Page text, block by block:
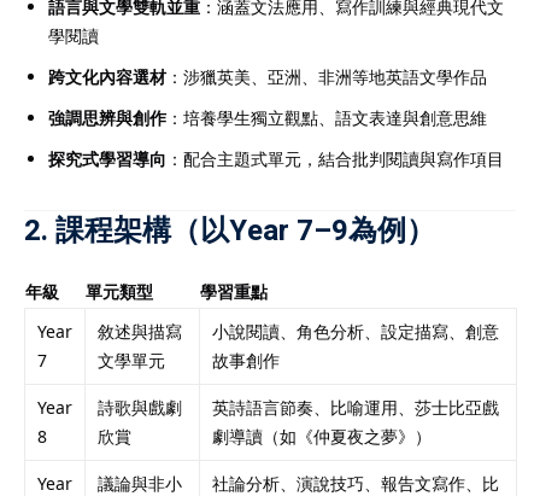
語言與文學雙軌並重 ：涵蓋文法應用、寫作訓練與經典現代文
學閱讀
跨文化內容選材：涉獵英美、亞洲、非洲等地英語文學作品
強調思辨與創作：培養學生獨立觀點、語文表達與創意思維
探究式學習導向 ：配合主題式單元，結合批判閱讀與寫作項目
2. 課程架構（以Year 7–9為例）
年級 單元類型
學習重點
Year
7
敘述與描寫
文學單元
小說閱讀、角色分析、設定描寫、創意
故事創作
Year
8
詩歌與戲劇
欣賞
英詩語言節奏、比喻運用、莎士比亞戲
劇導讀（如《仲夏夜之夢》）
Year
議論與非小
社論分析、演說技巧、報告文寫作、比